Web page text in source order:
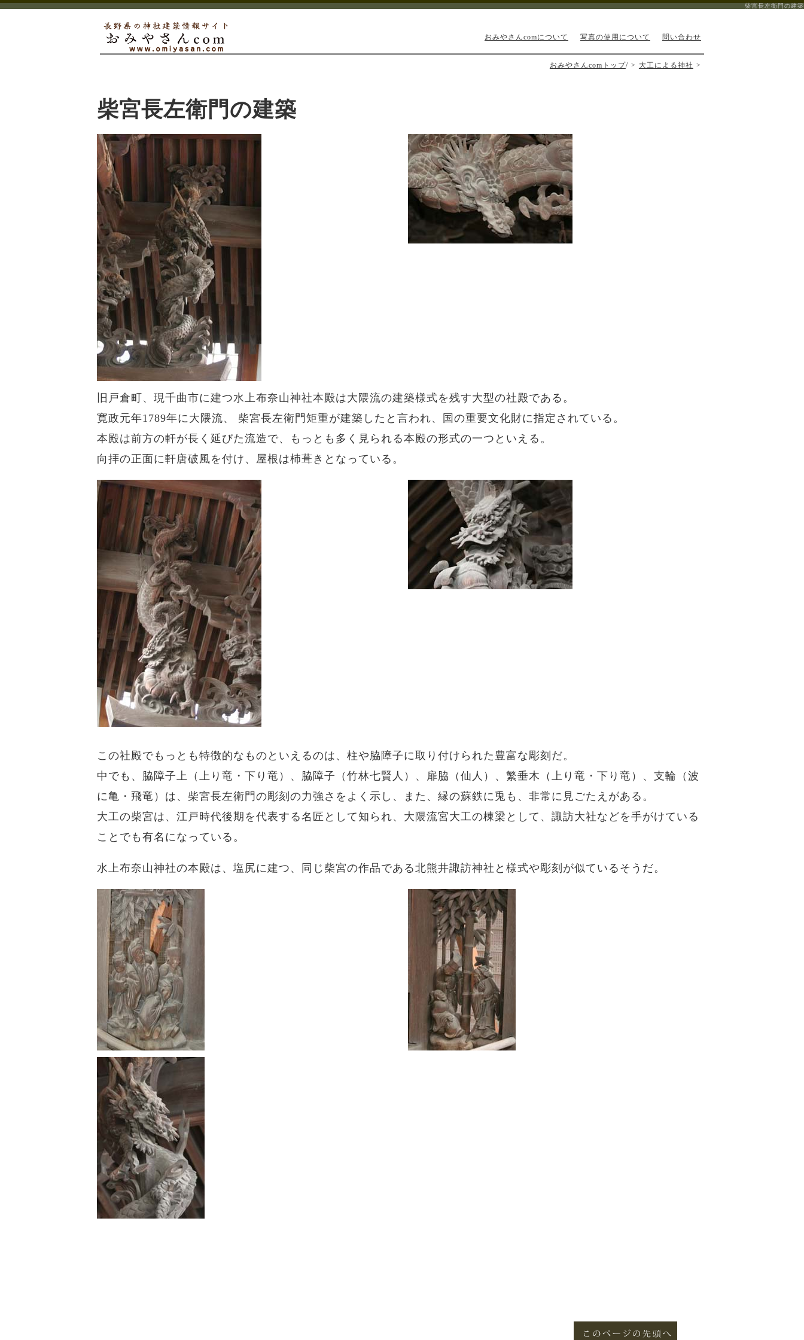
柴宮長左衛門の建築
おみやさんcomについて 写真の使用について 問い合わせ
おみやさんcomトップ/ 大工による神社
柴宮長左衛門の建築
旧戸倉町、現千曲市に建つ水上布奈山神社本殿は大隈流の建築様式を残す大型の社殿である。
寛政元年1789年に大隈流、 柴宮長左衛門矩重が建築したと言われ、国の重要文化財に指定されている。
本殿は前方の軒が長く延びた流造で、もっとも多く見られる本殿の形式の一つといえる。
向拝の正面に軒唐破風を付け、屋根は杮葺きとなっている。
この社殿でもっとも特徴的なものといえるのは、柱や脇障子に取り付けられた豊富な彫刻だ。
中でも、脇障子上（上り竜・下り竜）、脇障子（竹林七賢人）、扉脇（仙人）、繁垂木（上り竜・下り竜）、支輪（波
に亀・飛竜）は、柴宮長左衛門の彫刻の力強さをよく示し、また、縁の蘇鉄に兎も、非常に見ごたえがある。
大工の柴宮は、江戸時代後期を代表する名匠として知られ、大隈流宮大工の棟梁として、諏訪大社などを手がけている
ことでも有名になっている。
水上布奈山神社の本殿は、塩尻に建つ、同じ柴宮の作品である北熊井諏訪神社と様式や彫刻が似ているそうだ。